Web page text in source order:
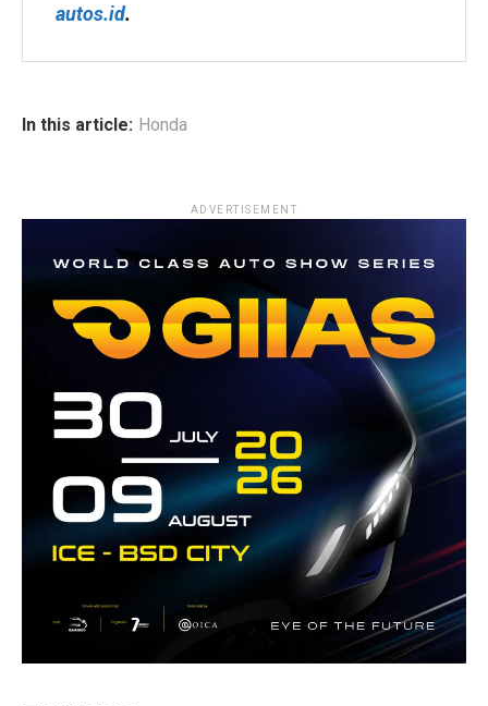
autos.id.
In this article: Honda
ADVERTISEMENT